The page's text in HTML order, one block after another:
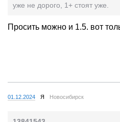
уже не дорого, 1+ стоят уже.
Просить можно и 1.5. вот
01.12.2024 Я Новосибирск